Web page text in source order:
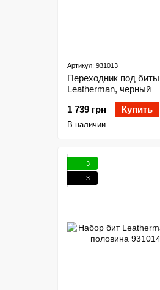
Артикул: 931013
Переходник под биты
Leatherman, черный
1 739 грн
Купить
В наличии
3
3